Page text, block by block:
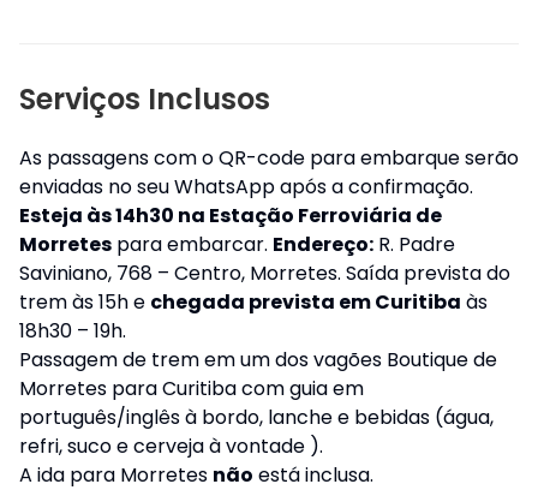
Serviços Inclusos
As passagens com o QR-code para embarque serão
enviadas no seu WhatsApp após a confirmação.
Esteja às 14h30 na Estação Ferroviária de
Morretes para embarcar. Endereço: R. Padre
Saviniano, 768 – Centro, Morretes. Saída prevista do
trem às 15h e chegada prevista em Curitiba às
18h30 – 19h.
Passagem de trem em um dos vagões Boutique de
Morretes para Curitiba com guia em
português/inglês à bordo, lanche e bebidas (água,
refri, suco e cerveja à vontade ).
A ida para Morretes não está inclusa.